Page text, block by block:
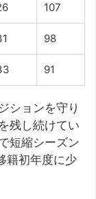
107
98
91
ションを守り
残し続けてい
短縮シーズン
籍初年度に少